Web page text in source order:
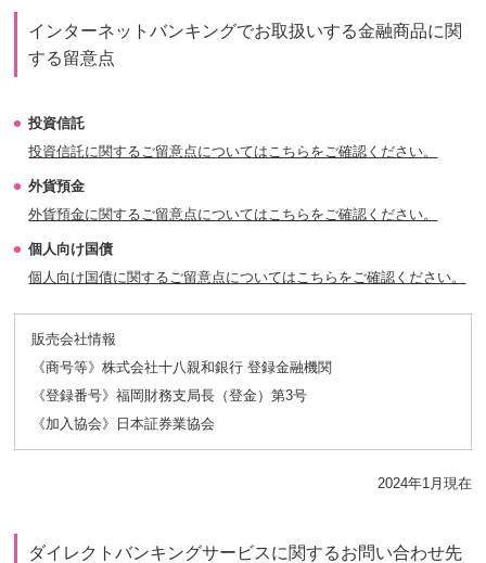
インターネットバンキングでお取扱いする金融商品に関
する留意点
投資信託
投資信託に関するご留意点についてはこちらをご確認ください。
外貨預金
外貨預金に関するご留意点についてはこちらをご確認ください。
個人向け国債
個人向け国債に関するご留意点についてはこちらをご確認ください。
販売会社情報
《商号等》株式会社十八親和銀行 登録金融機関
《登録番号》福岡財務支局長（登金）第3号
《加入協会》日本証券業協会
2024年1月現在
ダイレクトバンキングサービスに関するお問い合わせ先